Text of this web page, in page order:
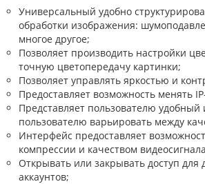
Универсальный удобно
обработки изображения:
многое другое;
Позволяет производить настройки
точную цветопередачу картинки;
Позволяет управлять яркостью и
Предоставляет возможность менять
Представляет пользователю удобный
пользователю варьировать между
Интерфейс предоставляет
компрессии и качеством
Открывать или закрывать доступ
аккаунтов;